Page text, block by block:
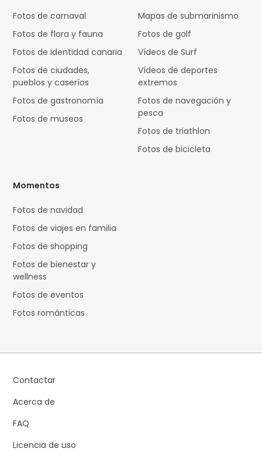
Fotos de carnaval
Fotos de flora y fauna
Fotos de identidad canaria
Fotos de ciudades,
pueblos y caseríos
Fotos de gastronomía
Fotos de museos
Mapas de submarinismo
Fotos de golf
Vídeos de Surf
Vídeos de deportes
extremos
Fotos de navegación y
pesca
Fotos de triathlon
Fotos de bicicleta
Momentos
Fotos de navidad
Fotos de viajes en familia
Fotos de shopping
Fotos de bienestar y
wellness
Fotos de eventos
Fotos románticas
Contactar
Acerca de
FAQ
Licencia de uso